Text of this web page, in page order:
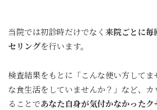
当院では初診時だけでなく 来院ごとに毎
セリングを行います。
検査結果をもとに「こんな使い方して
な食生活をしていませんか？」など、
ることであなた自身が気付かなかった